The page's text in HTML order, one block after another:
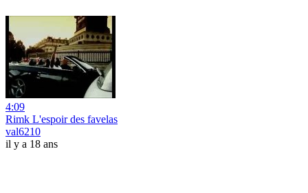
4:09
Rimk L'espoir des favelas
val6210
il y a 18 ans